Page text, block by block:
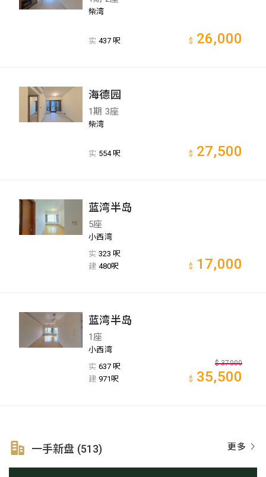
柴湾
实 437 呎 $ 26,000
海德园
1期 3座
柴湾
实 554 呎 $ 27,500
蓝湾半岛
5座
小西湾
实 323 呎
建 480呎 $ 17,000
蓝湾半岛
1座
小西湾
实 637 呎
建 971呎
$ 37000
$ 35,500
更多
一手新盘 (513)